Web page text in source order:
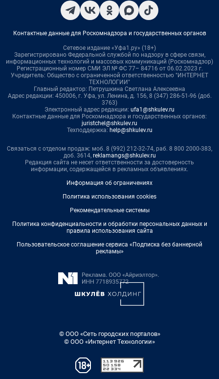
Контактные данные для Роскомнадзора и государственных органов
Сетевое издание «Уфа1.ру» (18+)
Зарегистрировано Федеральной службой по надзору в сфере связи,
информационных технологий и массовых коммуникаций (Роскомнадзор)
Регистрационный номер СМИ ЭЛ № ФС 77– 84716 от 06.02.2023 г.
Учредитель: Общество с ограниченной ответственностью "ИНТЕРНЕТ
ТЕХНОЛОГИИ"
Главный редактор: Петрушкина Светлана Алексеевна
Адрес редакции: 450006, г. Уфа, ул. Ленина, д. 156, 8 (347) 286-51-96 (доб.
3763)
Электронный адрес редакции: ufa1@shkulev.ru
Контактные данные для Роскомнадзора и государственных органов:
juristchel@shkulev.ru
Техподдержка: help@shkulev.ru
Связаться с отделом продаж: моб. 8 (992) 212-32-74, раб. 8 800 2000-383,
доб. 3614, reklamangs@shkulev.ru
Редакция сайта не несет ответственности за достоверность
информации, содержащейся в рекламных объявлениях.
Информация об ограничениях
Политика использования cookies
Рекомендательные системы
Политика конфиденциальности и обработки персональных данных и
правила использования сайта
Пользовательское соглашение сервиса «Подписка без баннерной
рекламы»
© ООО «Сеть городских порталов»
© ООО «Интернет Технологии»